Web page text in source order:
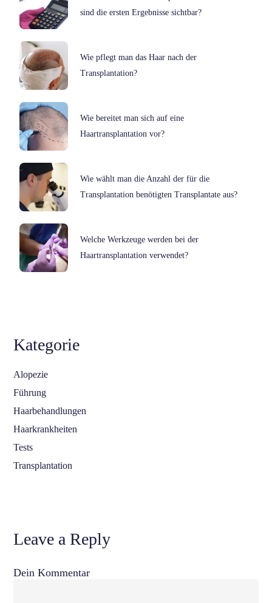
sind die ersten Ergebnisse sichtbar?
Wie pflegt man das Haar nach der
Transplantation?
Wie bereitet man sich auf eine
Haartransplantation vor?
Wie wählt man die Anzahl der für die
Transplantation benötigten Transplantate aus?
Welche Werkzeuge werden bei der
Haartransplantation verwendet?
Kategorie
Alopezie
Führung
Haarbehandlungen
Haarkrankheiten
Tests
Transplantation
Leave a Reply
Dein Kommentar